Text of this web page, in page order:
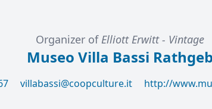
Organizer of Elliott Erwitt - Vintage
Museo Villa Bassi Rathgeb
villabassi@coopculture.it http://